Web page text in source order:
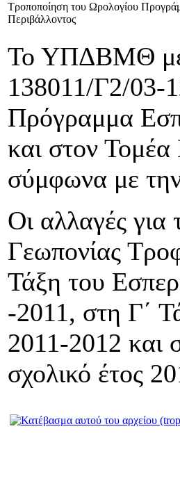
Τροποποίηση του Ωρολογίου
Περιβάλλοντος
Το ΥΠΔΒΜΘ με
138011/Γ2/03-
Πρόγραμμα
και στον
σύμφωνα με
Οι αλλαγές για
Γεωπονίας
Τάξη του
-2011, στη Γ΄
2011-2012 και
σχολικό έτος